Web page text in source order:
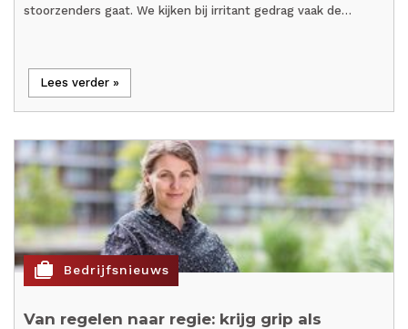
stoorzenders gaat. We kijken bij irritant gedrag vaak de…
Lees verder »
cases Bedrijfsnieuws
Van regelen naar regie: krijg grip als